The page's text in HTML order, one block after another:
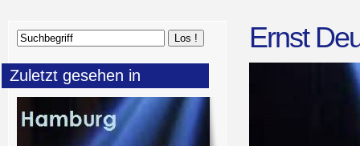
Ernst
Zuletzt gesehen in